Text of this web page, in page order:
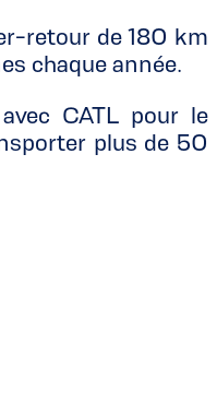
retour de 180 km
chaque année.
CATL pour le
plus de 50